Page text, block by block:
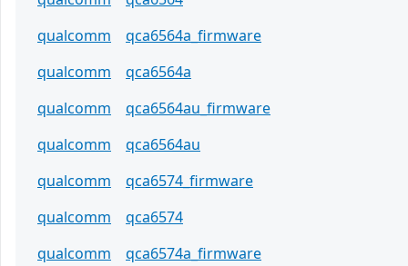
qualcomm
qca6564a_firmware
qualcomm
qca6564a
qualcomm
qca6564au_firmware
qualcomm
qca6564au
qualcomm
qca6574_firmware
qualcomm
qca6574
qualcomm
qca6574a_firmware